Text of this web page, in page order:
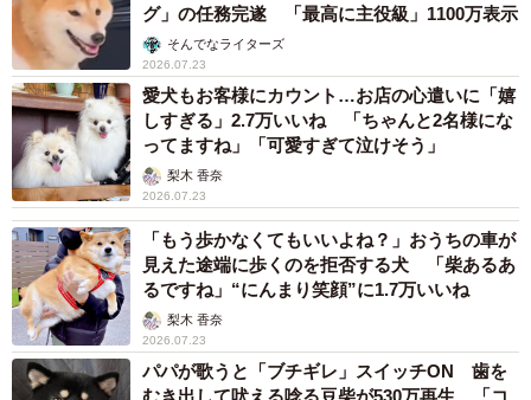
グ」の任務完遂 「最高に主役級」1100万表示
そんでなライターズ
2026.07.23
愛犬もお客様にカウント…お店の心遣いに「嬉
しすぎる」2.7万いいね 「ちゃんと2名様にな
ってますね」「可愛すぎて泣けそう」
梨木 香奈
2026.07.23
「もう歩かなくてもいいよね？」おうちの車が
見えた途端に歩くのを拒否する犬 「柴あるあ
るですね」“にんまり笑顔”に1.7万いいね
梨木 香奈
2026.07.23
パパが歌うと「ブチギレ」スイッチON 歯を
むき出して吠える唸る豆柴が530万再生 「コ